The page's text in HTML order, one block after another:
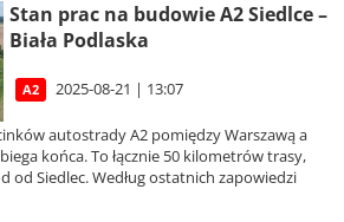
Stan prac na budowie A2 Siedlce –
Biała Podlaska
A2 2025-08-21 | 13:07
autostrady A2 pomiędzy Warszawą a
końca. To łącznie 50 kilometrów trasy,
od Siedlec. Według ostatnich zapowiedzi